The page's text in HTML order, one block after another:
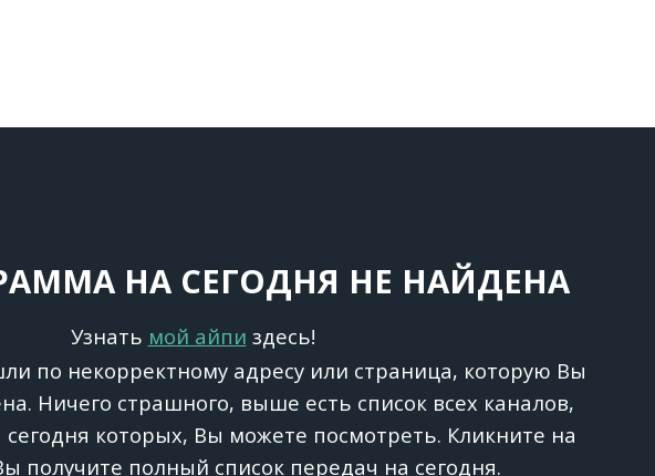
НА СЕГОДНЯ НЕ НАЙДЕНА
Узнать мой айпи здесь!
по некорректному адресу или страница, которую Вы
Ничего страшного, выше есть список всех каналов,
которых, Вы можете посмотреть. Кликните на
получите полный список передач на сегодня.